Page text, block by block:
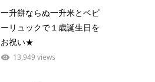
一升餅ならぬ一升米とベビ
ーリュックで１歳誕生日を
お祝い★
13,949 views